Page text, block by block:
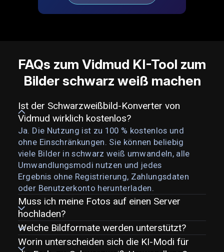
FAQs zum Vidmud KI-Tool zum
Bilder schwarz weiß machen
Ist der Schwarzweißbild-Konverter von
Vidmud wirklich kostenlos?
Ja. Die Nutzung ist zu 100 % kostenlos und
ohne Einschränkungen. Sie können beliebig
viele Bilder in schwarz weiß umwandeln, alle
Umwandlungsmodi nutzen und jedes
Ergebnis ohne Registrierung, Zahlungsdaten
oder Benutzerkonto herunterladen.
Muss ich meine Fotos auf einen Server
hochladen?
Welche Bildformate werden unterstützt?
Worin unterscheiden sich die KI-Modi für